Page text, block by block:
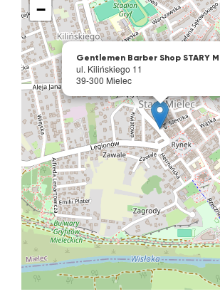
Gentlemen Barber Shop STARY
ul. Kilińskiego 11
39-300 Mielec
−